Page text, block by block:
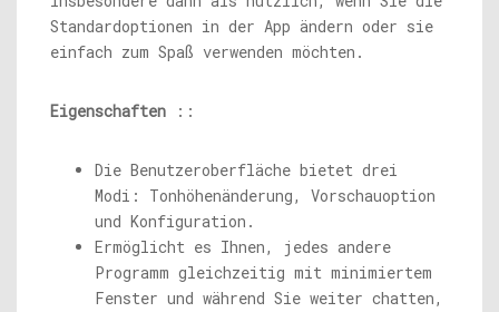
Standardoptionen in der App ändern oder sie
einfach zum Spaß verwenden möchten.
Eigenschaften ::
Die Benutzeroberfläche bietet drei
Modi: Tonhöhenänderung, Vorschauoption
und Konfiguration.
Ermöglicht es Ihnen, jedes andere
Programm gleichzeitig mit minimiertem
Fenster und während Sie weiter chatten,